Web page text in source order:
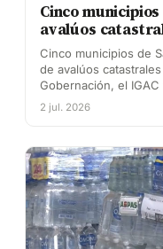
Cinco
avalúos
Cinco municipios de
de avalúos
Gobernación, el IGAC
2 jul. 2026